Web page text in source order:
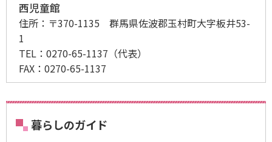
西児童館
住所： 〒370-1135 群馬県佐波郡玉村町大字板井53-
1
TEL： 0270-65-1137 （代表）
FAX： 0270-65-1137
暮らしのガイド